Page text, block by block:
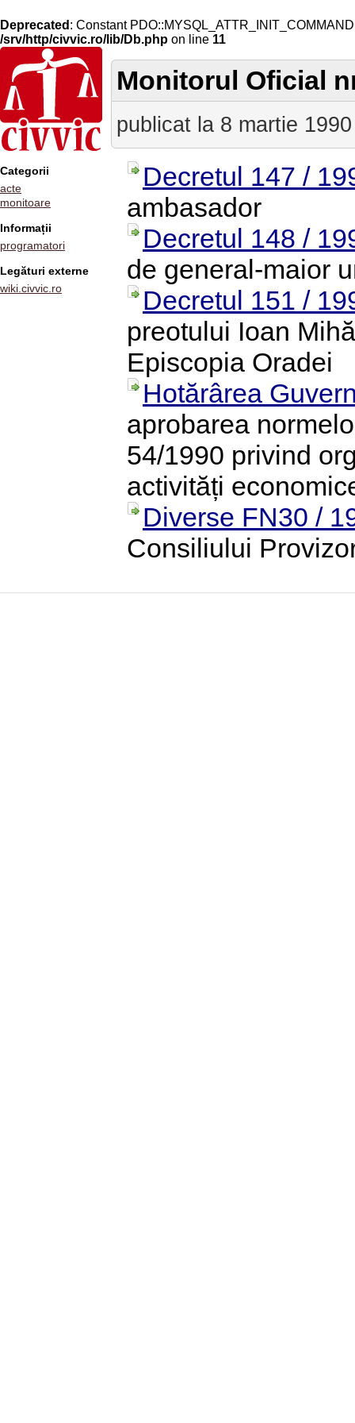
Deprecated : Constant
/srv/http/civvic.ro/lib/Db.php on line 11
Categorii
acte
monitoare
Informații
programatori
Legături externe
wiki.civvic.ro
Monitorul Oficial
publicat la 8 martie 1990
Decretul 147 /
ambasador
Decretul 148 /
de general-maior
Decretul 151 /
preotului Ioan
Episcopia Oradei
Hotărârea
aprobarea
54/1990 privind
activități
Diverse FN30 /
Consiliului